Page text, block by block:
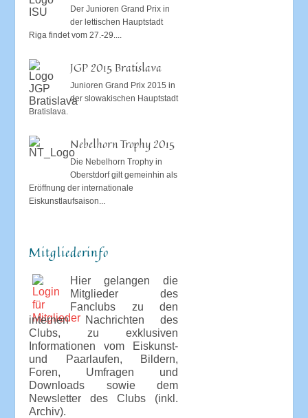
Der Junioren Grand Prix in
der lettischen Hauptstadt
Riga findet vom 27.-29....
JGP 2015 Bratislava
Junioren Grand Prix 2015 in
der slowakischen Hauptstadt
Bratislava.
Nebelhorn Trophy 2015
Die Nebelhorn Trophy in
Oberstdorf gilt gemeinhin als
Eröffnung der internationale
Eiskunstlaufsaison...
Mitgliederinfo
Hier gelangen die
Mitglieder des
Fanclubs zu den
internen Nachrichten des
Clubs, zu exklusiven
Informationen vom Eiskunst-
und Paarlaufen, Bildern,
Foren, Umfragen und
Downloads sowie dem
Newsletter des Clubs (inkl.
Archiv).